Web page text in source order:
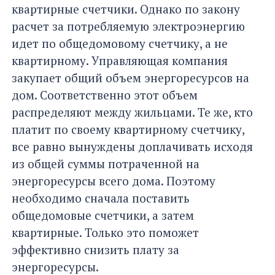
квартирные счетчики. Однако по закону
расчет за потребляемую электроэнергию
идет по общедомовому счетчику, а не
квартирному. Управляющая компания
закупает общий объем энергоресурсов на
дом. Соответственно этот объем
распределяют между жильцами. Те же, кто
платит по своему квартирному счетчику,
все равно вынуждены доплачивать исходя
из общей суммы потраченной на
энергоресурсы всего дома. Поэтому
необходимо сначала поставить
общедомовые счетчики, а затем
квартирные. Только это поможет
эффективно снизить плату за
энергоресурсы.